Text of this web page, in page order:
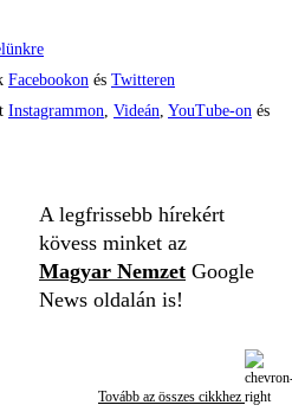
Facebookon és Twitteren
Instagrammon Videán YouTube-on és
A legfrissebb hírekért
kövess minket az
Magyar Nemzet Google
News oldalán is!
Tovább az összes cikkhez